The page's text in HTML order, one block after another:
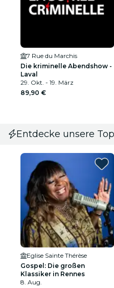
7 Rue du Marchis
Die kriminelle Abendshow -
Laval
29. Okt. - 19. März
89,90 €
Entdecke unsere
Eglise Sainte Thérèse
Gospel: Die großen
Klassiker in Rennes
8. Aug.